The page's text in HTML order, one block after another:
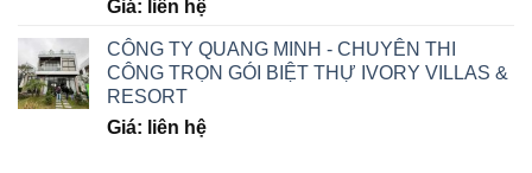
Giá: liên hệ
CÔNG TY QUANG MINH - CHUYÊN THI
CÔNG TRỌN GÓI BIỆT THỰ IVORY VILLAS &
RESORT
Giá: liên hệ